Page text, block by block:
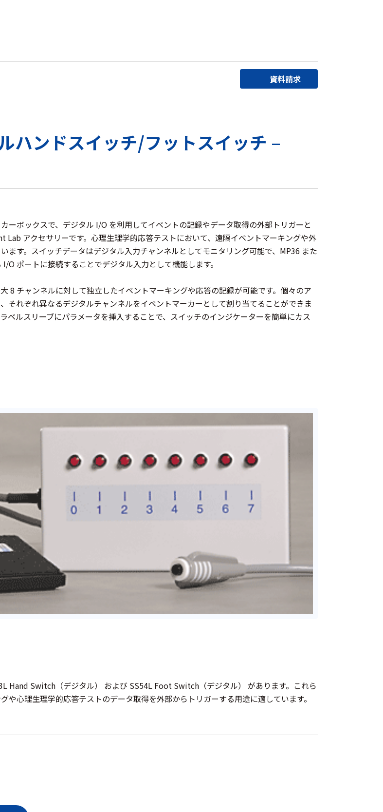
資料請求
ハンドスイッチ/フットスイッチ –
ーボックスで、デジタル I/O を利用してイベントの記録やデータ取得の外部トリガーと
Lab アクセサリーです。心理生理学的応答テストにおいて、遠隔イベントマーキングや外
ます。スイッチデータはデジタル入力チャンネルとしてモニタリング可能で、MP36 また
O ポートに接続することでデジタル入力として機能します。
8 チャンネルに対して独立したイベントマーキングや応答の記録が可能です。個々のア
それぞれ異なるデジタルチャンネルをイベントマーカーとして割り当てることができま
ベルスリーブにパラメータを挿入することで、スイッチのインジケーターを簡単にカス
Hand Switch（デジタル） および SS54L Foot Switch（デジタル） があります。これら
や心理生理学的応答テストのデータ取得を外部からトリガーする用途に適しています。